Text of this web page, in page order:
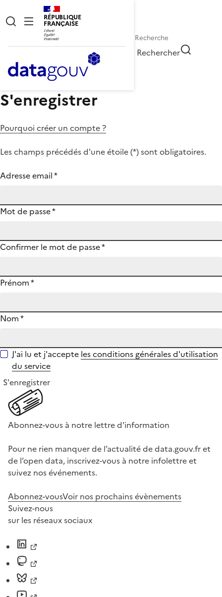
RÉPUBLIQUE
FRANÇAISE
Rechercher
S'enregistrer
Pourquoi créer un compte ?
Les champs précédés d'une étoile (*) sont obligatoires.
Adresse email*
Mot de passe*
Confirmer le mot de passe*
Prénom*
Nom*
J'ai lu et j'accepte les conditions générales d'utilisation
du service
S'enregistrer
Abonnez-vous à notre lettre d'information
Pour ne rien manquer de l’actualité de data.gouv.fr et
de l’open data, inscrivez-vous à notre infolettre et
suivez nos événements.
Abonnez-vousVoir nos prochains évènements
Suivez-nous
sur les réseaux sociaux